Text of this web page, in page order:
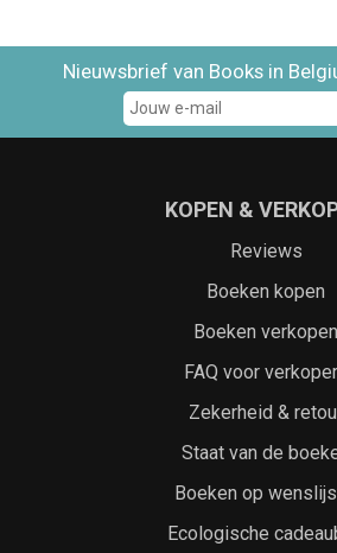
Nieuwsbrief van Books in
KOPEN &
Reviews
Boeken kopen
Boeken verkopen
FAQ voor
Zekerheid &
Staat van de
Boeken op
Ecologische